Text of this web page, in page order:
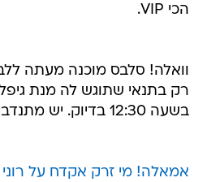
הכי VIP.
וואלה! סלבס מוכנה מעתה
רק בתנאי שתוגש לה מנת
בשעה 12:30 בדיוק. יש מתנדבים?
אמאלה! מי זרק אקדח על רוני